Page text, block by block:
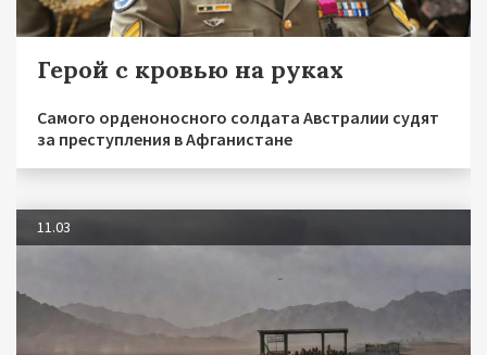
Герой с кровью на руках
Самого орденоносного солдата Австралии судят
за преступления в Афганистане
11.03